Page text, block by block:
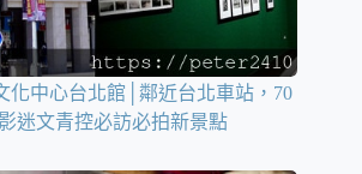
化中心台北館│鄰近台北車站，70
迷文青控必訪必拍新景點